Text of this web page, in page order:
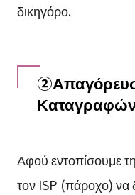
δικηγόρο.
Αφού εντοπίσουμε
τον ISP (πάροχο) να